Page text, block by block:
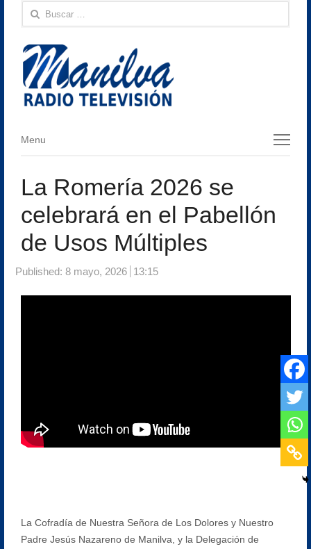
Buscar:
Menu
Menu
La Romería 2026 se
celebrará en el Pabellón
de Usos Múltiples
Published: 8 mayo, 2026 13:15
La Cofradía de Nuestra Señora de Los Dolores y Nuestro
Padre Jesús Nazareno de Manilva, y la Delegación de